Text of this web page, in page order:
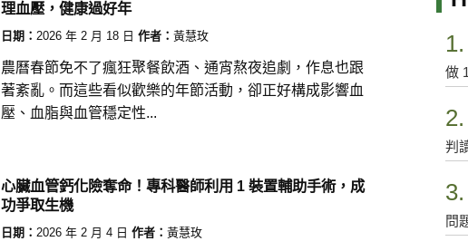
理血壓，健康過好年
日期： 2026 年 2 月 18 日 作者： 黃慧玫
農曆春節免不了瘋狂聚餐飲酒、通宵熬夜追劇，作息也跟
著紊亂。而這些看似歡樂的年節活動，卻正好構成影響血
壓、血脂與血管穩定性...
心臟血管鈣化險奪命！專科醫師利用 1 裝置輔助手術，成
功爭取生機
日期： 2026 年 2 月 4 日 作者： 黃慧玫
1.
做
2.
判
3.
問